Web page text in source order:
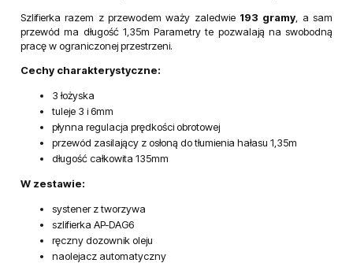
Szlifierka razem z przewodem waży zaledwie 193 gramy , a sam
przewód ma długość 1,35m Parametry te pozwalają na swobodną
pracę w ograniczonej przestrzeni.
Cechy charakterystyczne:
3 łożyska
tuleje 3 i 6mm
płynna regulacja prędkości obrotowej
przewód zasilający z osłoną do tłumienia hałasu 1,35m
długość całkowita 135mm
W zestawie:
systener z tworzywa
szlifierka AP-DAG6
ręczny dozownik oleju
naolejacz automatyczny